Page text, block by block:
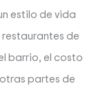
estilo de vida
restaurantes de
barrio, el costo
partes de